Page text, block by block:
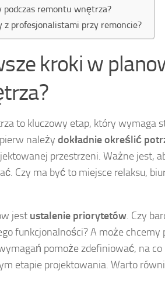
podczas remontu wnętrza?
z profesjonalistami przy remoncie?
kroki w
to kluczowy etap, który wymaga
należy dokładnie określić
przestrzeni. Ważne jest,
Czy ma być to miejsce relaksu,
jest ustalenie priorytetów. Czy
funkcjonalności? A może chcemy
pomoże zdefiniować, na
etapie projektowania. Warto